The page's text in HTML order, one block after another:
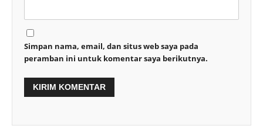
Simpan nama, email, dan situs web saya pada
peramban ini untuk komentar saya berikutnya.